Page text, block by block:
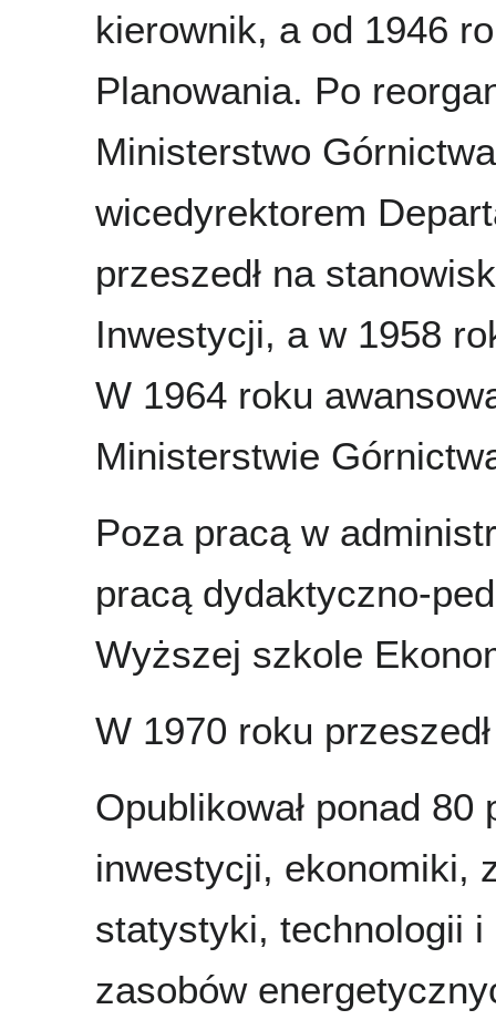
kierownik, a od 1946
Planowania. Po
Ministerstwo
wicedyrektorem
przeszedł na
Inwestycji, a w 1958
W 1964 roku
Ministerstwie
Poza pracą w
pracą dydaktyczno-
Wyższej szkole
W 1970 roku
Opublikował ponad
inwestycji, ekonomiki,
statystyki, technologii
zasobów